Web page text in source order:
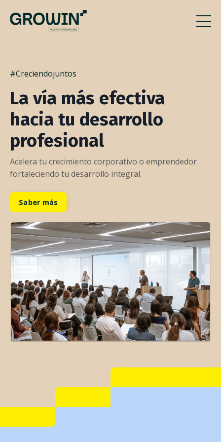
#Creciendojuntos
La vía más efectiva
hacia tu desarrollo
profesional
Acelera tu crecimiento corporativo o emprendedor
fortaleciendo tu desarrollo integral.
Saber más